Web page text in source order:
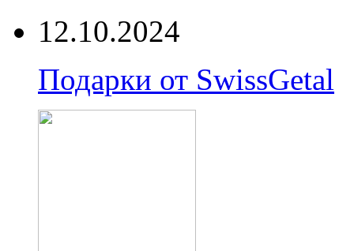
12.10.2024
Подарки от SwissGetal